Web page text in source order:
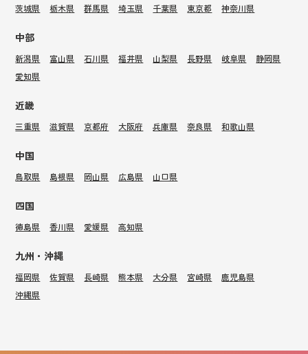
茨城県 栃木県 群馬県 埼玉県 千葉県 東京都 神奈川県
中部
新潟県 富山県 石川県 福井県 山梨県 長野県 岐阜県
静岡県
愛知県
近畿
三重県 滋賀県 京都府 大阪府 兵庫県 奈良県 和歌山県
中国
鳥取県 島根県 岡山県 広島県 山口県
四国
徳島県 香川県 愛媛県 高知県
九州・沖縄
福岡県 佐賀県 長崎県 熊本県 大分県 宮崎県
鹿児島県
沖縄県